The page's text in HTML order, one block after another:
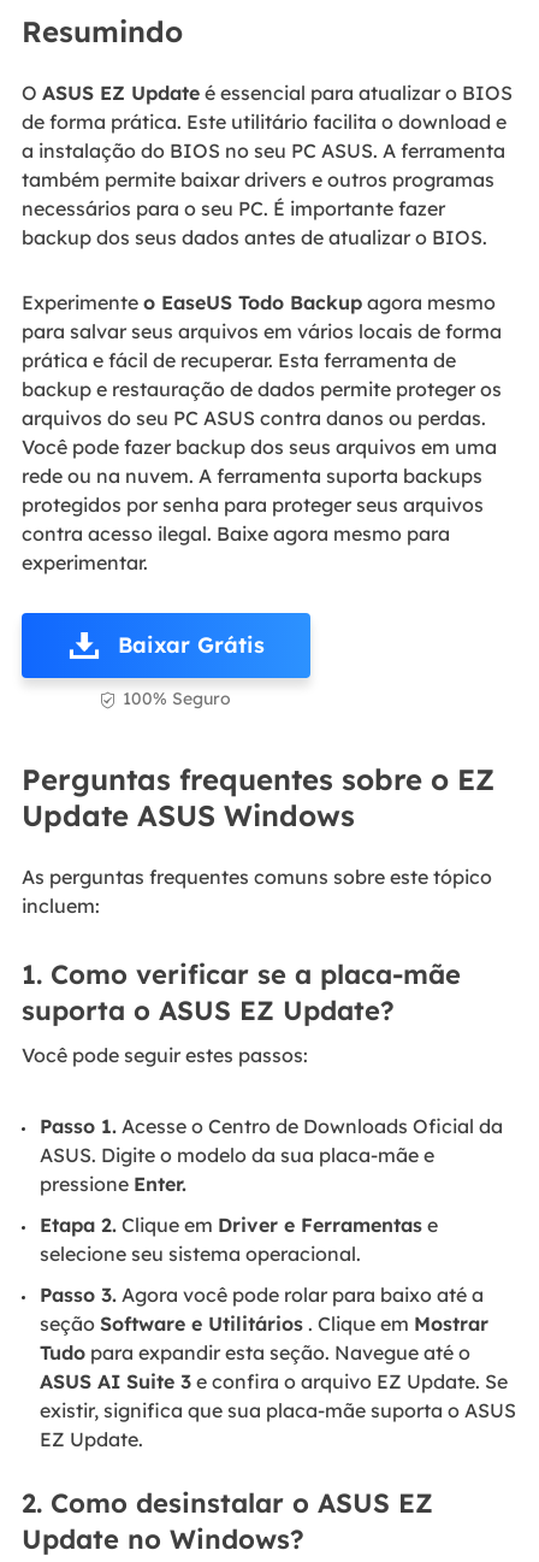
Resumindo
O ASUS EZ Updateé essencial para atualizar o BIOS
de forma prática. Este utilitário facilita o download e
a instalação do BIOS no seu PC ASUS. A ferramenta
também permite baixar drivers e outros programas
necessários para o seu PC. É importante fazer
backup dos seus dados antes de atualizar o BIOS.
Experimente o EaseUS Todo Backupagora mesmo
para salvar seus arquivos em vários locais de forma
prática e fácil de recuperar. Esta ferramenta de
backup e restauração de dados permite proteger os
arquivos do seu PC ASUS contra danos ou perdas.
Você pode fazer backup dos seus arquivos em uma
rede ou na nuvem. A ferramenta suporta backups
protegidos por senha para proteger seus arquivos
contra acesso ilegal. Baixe agora mesmo para
experimentar.
Baixar Grátis
 100% Seguro
Perguntas frequentes sobre o EZ
Update ASUS Windows
As perguntas frequentes comuns sobre este tópico
incluem:
1. Como verificar se a placa-mãe
suporta o ASUS EZ Update?
Você pode seguir estes passos:
Passo 1.Acesse o Centro de Downloads Oficial da
ASUS. Digite o modelo da sua placa-mãe e
pressione Enter.
Etapa 2.Clique em Driver e Ferramentase
selecione seu sistema operacional.
Passo 3.Agora você pode rolar para baixo até a
seção Software e Utilitários. Clique em Mostrar
Tudopara expandir esta seção. Navegue até o
ASUS AI Suite 3e confira o arquivo EZ Update. Se
existir, significa que sua placa-mãe suporta o ASUS
EZ Update.
2. Como desinstalar o ASUS EZ
Update no Windows?